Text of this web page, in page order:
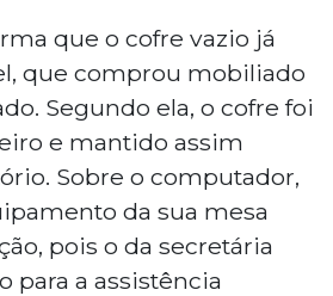
que o cofre vazio já
que comprou mobiliado
Segundo ela, o cofre foi
e mantido assim
Sobre o computador,
da sua mesa
pois o da secretária
para a assistência